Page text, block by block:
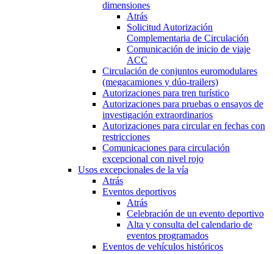
dimensiones
Atrás
Solicitud Autorización
Complementaria de Circulación
Comunicación de inicio de viaje
ACC
Circulación de conjuntos euromodulares
(megacamiones y dúo-trailers)
Autorizaciones para tren turístico
Autorizaciones para pruebas o ensayos de
investigación extraordinarios
Autorizaciones para circular en fechas con
restricciones
Comunicaciones para circulación
excepcional con nivel rojo
Usos excepcionales de la vía
Atrás
Eventos deportivos
Atrás
Celebración de un evento deportivo
Alta y consulta del calendario de
eventos programados
Eventos de vehículos históricos